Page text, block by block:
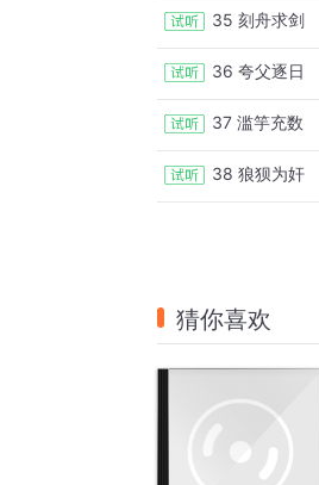
35 刻舟求剑
36 夸父逐日
37 滥竽充数
38 狼狈为奸
猜你喜欢